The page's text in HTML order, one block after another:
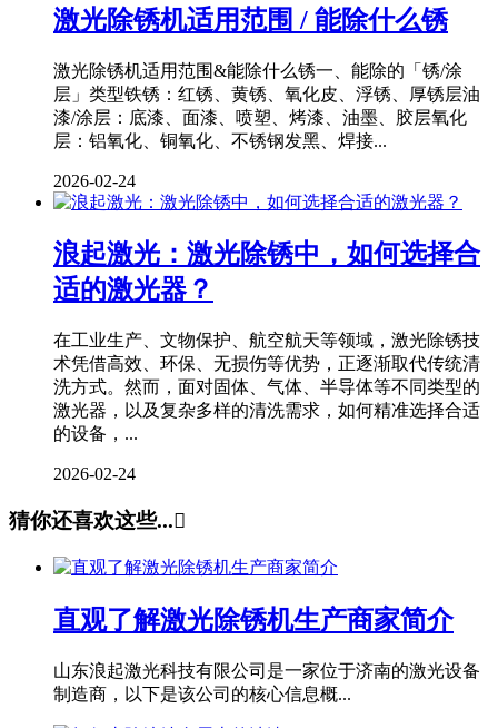
激光除锈机适用范围 / 能除什么锈
激光除锈机适用范围&能除什么锈一、能除的「锈/涂
层」类型铁锈：红锈、黄锈、氧化皮、浮锈、厚锈层油
漆/涂层：底漆、面漆、喷塑、烤漆、油墨、胶层氧化
层：铝氧化、铜氧化、不锈钢发黑、焊接...
2026-02-24
浪起激光：激光除锈中，如何选择合
适的激光器？
在工业生产、文物保护、航空航天等领域，激光除锈技
术凭借高效、环保、无损伤等优势，正逐渐取代传统清
洗方式。然而，面对固体、气体、半导体等不同类型的
激光器，以及复杂多样的清洗需求，如何精准选择合适
的设备，...
2026-02-24
猜你还喜欢这些...
直观了解激光除锈机生产商家简介
山东浪起激光科技有限公司是一家位于济南的激光设备
制造商，以下是该公司的核心信息概...